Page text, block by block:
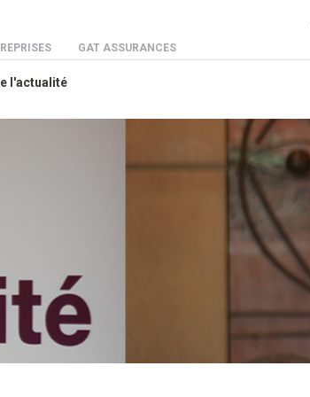
GAT ASSURANCES
l'actualité